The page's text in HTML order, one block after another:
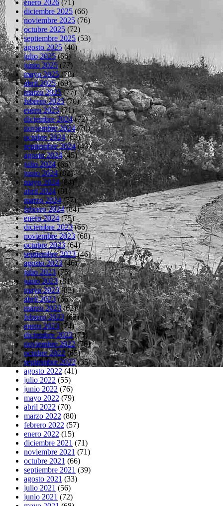
enero 2026 (71)
diciembre 2025 (66)
noviembre 2025 (76)
octubre 2025 (72)
septiembre 2025 (53)
agosto 2025(40)
julio 2025(66)
junio 2025(77)
mayo 2025(78)
abril 2025(69)
marzo 2025(77)
febrero 2025(70)
enero 2025(71)
diciembre 2024(72)
noviembre 2024(70)
octubre 2024(63)
septiembre 2024(43)
agosto 2024(45)
julio 2024(66)
junio 2024(82)
mayo 2024(84)
abril 2024(81)
marzo 2024(77)
febrero 2024(84)
enero 2024(75)
diciembre 2023(66)
noviembre 2023(68)
octubre 2023(64)
septiembre 2023(46)
agosto 2023(46)
julio 2023(75)
junio 2023(81)
mayo 2023(83)
abril 2023(66)
marzo 2023(62)
febrero 2023(63)
enero 2023 (74)
diciembre 2022(73)
noviembre 2022(76)
octubre 2022(65)
septiembre 2022(35)
agosto 2022 (41)
julio 2022 (55)
junio 2022 (76)
mayo 2022 (79)
abril 2022 (70)
marzo 2022 (80)
febrero 2022 (57)
enero 2022 (15)
diciembre 2021 (71)
noviembre 2021 (71)
octubre 2021 (66)
septiembre 2021 (39)
agosto 2021 (33)
julio 2021 (56)
junio 2021 (72)